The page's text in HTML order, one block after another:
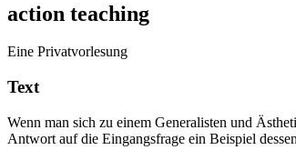
action teaching
Eine Privatvorlesung
Text
Wenn man sich zu einem Generalisten und
Antwort auf die Eingangsfrage ein Beispiel